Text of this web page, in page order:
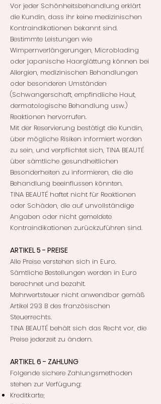
Vor jeder Schönheitsbehandlung erklärt
die Kundin, dass ihr keine medizinischen
Kontraindikationen bekannt sind.
Bestimmte Leistungen wie
Wimpernverlängerungen, Microblading
oder japanische Haarglättung können bei
Allergien, medizinischen Behandlungen
oder besonderen Umständen
(Schwangerschaft, empfindliche Haut,
dermatologische Behandlung usw.)
Reaktionen hervorrufen.
Mit der Reservierung bestätigt die Kundin,
über mögliche Risiken informiert worden
zu sein, und verpflichtet sich, TINA BEAUTÉ
über sämtliche gesundheitlichen
Besonderheiten zu informieren, die die
Behandlung beeinflussen könnten.
TINA BEAUTÉ haftet nicht für Reaktionen
oder Schäden, die auf unvollständige
Angaben oder nicht gemeldete
Kontraindikationen zurückzuführen sind.
ARTIKEL 5 - PREISE
Alle Preise verstehen sich in Euro.
Sämtliche Bestellungen werden in Euro
berechnet und bezahlt.
Mehrwertsteuer nicht anwendbar gemäß
Artikel 293 B des französischen
Steuerrechts.
TINA BEAUTÉ behält sich das Recht vor, die
Preise jederzeit zu ändern.
ARTIKEL 6 - ZAHLUNG
Folgende sichere Zahlungsmethoden
stehen zur Verfügung:
Kreditkarte;